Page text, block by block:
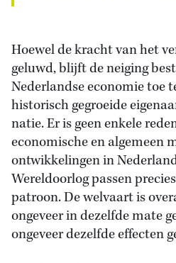
Hoewel de kracht van het
geluwd, blijft de neiging
Nederlandse economie toe
historisch gegroeide
natie. Er is geen enkele
economische en algemeen
ontwikkelingen in
Wereldoorlog passen
patroon. De welvaart is
ongeveer in dezelfde mate
ongeveer dezelfde effecten